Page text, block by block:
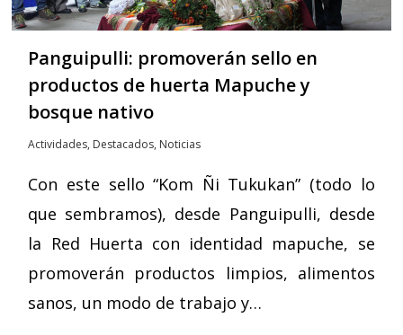
Panguipulli: promoverán sello en
productos de huerta Mapuche y
bosque nativo
Actividades, Destacados, Noticias
Con este sello “Kom Ñi Tukukan” (todo lo
que sembramos), desde Panguipulli, desde
la Red Huerta con identidad mapuche, se
promoverán productos limpios, alimentos
sanos, un modo de trabajo y…